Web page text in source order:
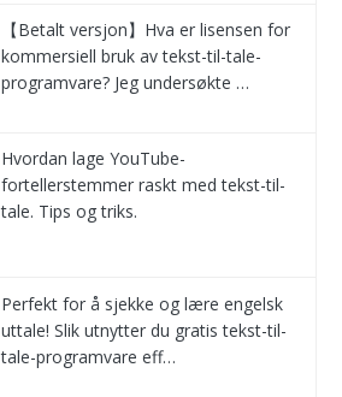
【Betalt versjon】Hva er lisensen for
kommersiell bruk av tekst-til-tale-
programvare? Jeg undersøkte …
Hvordan lage YouTube-
fortellerstemmer raskt med tekst-til-
tale. Tips og triks.
Perfekt for å sjekke og lære engelsk
uttale! Slik utnytter du gratis tekst-til-
tale-programvare eff…